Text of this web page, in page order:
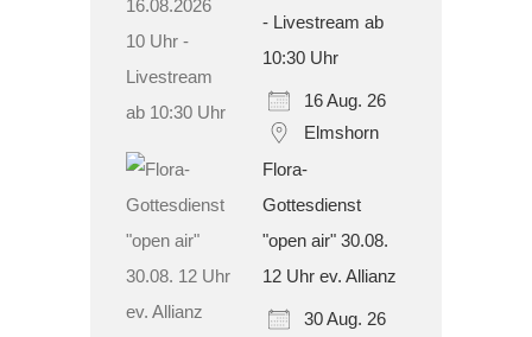
- Livestream ab
10:30 Uhr
16 Aug. 26
Elmshorn
Flora-
Gottesdienst
"open air" 30.08.
12 Uhr ev. Allianz
30 Aug. 26